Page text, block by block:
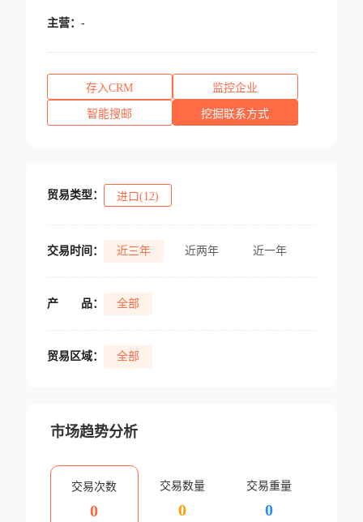
主营： -
存入CRM 监控企业
智能搜邮 挖掘联系方式
贸易类型： 进口(12)
交易时间： 近三年 近两年 近一年
产 品： 全部
贸易区域： 全部
市场趋势分析
交易次数
0
交易数量
0
交易重量
0